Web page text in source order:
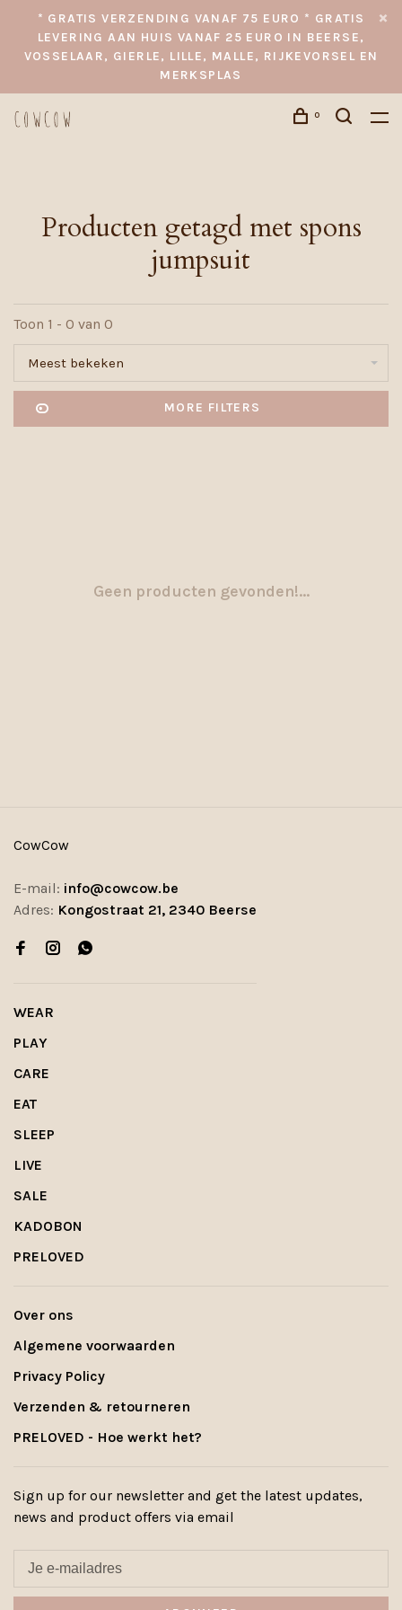
* GRATIS VERZENDING VANAF 75 EURO * GRATIS
LEVERING AAN HUIS VANAF 25 EURO IN BEERSE,
VOSSELAAR, GIERLE, LILLE, MALLE, RIJKEVORSEL EN
MERKSPLAS
0
Producten getagd met spons
jumpsuit
Toon 1 - 0 van 0
Meest bekeken
MORE FILTERS
Geen producten gevonden!...
CowCow
E-mail: info@cowcow.be
Adres: Kongostraat 21, 2340 Beerse
WEAR
PLAY
CARE
EAT
SLEEP
LIVE
SALE
KADOBON
PRELOVED
Over ons
Algemene voorwaarden
Privacy Policy
Verzenden & retourneren
PRELOVED - Hoe werkt het?
Sign up for our newsletter and get the latest updates,
news and product offers via email